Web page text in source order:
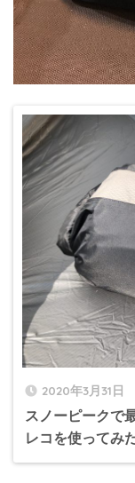
2020年3月31日
スノーピークで
レコを使ってみた